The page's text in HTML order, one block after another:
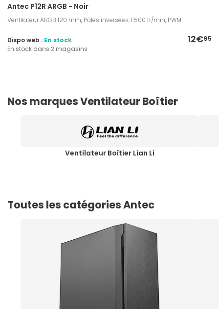
Antec P12R ARGB - Noir
Ventilateur ARGB 120 mm, Pâles inversées, 1 500 tr/min, PWM
12€95
Dispo web : En stock
En stock dans 2 magasins
Nos marques Ventilateur Boîtier
Ventilateur Boîtier Lian Li
Toutes les catégories Antec